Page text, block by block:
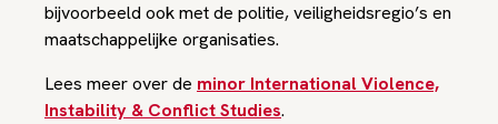
bijvoorbeeld ook met de politie, veiligheidsregio’s en
maatschappelijke organisaties.
Lees meer over de minor International Violence,
Instability & Conflict Studies.